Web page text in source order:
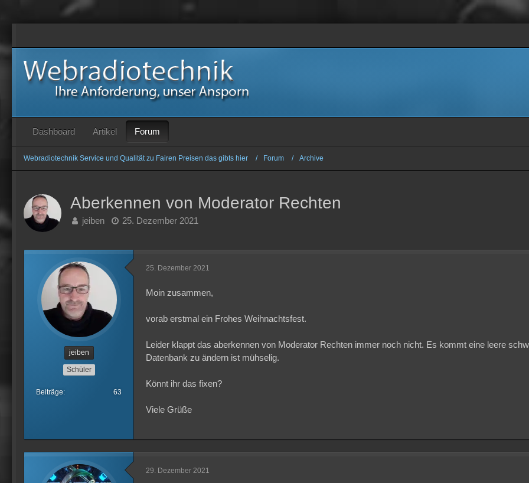
Dashboard Artikel Forum
Webradiotechnik Service und Qualität zu Fairen Preisen das gibts hier Forum Archive
Aberkennen von Moderator Rechten
jeiben 25. Dezember 2021
jeiben
Schüler
Beiträge 63
25. Dezember 2021
Moin zusammen,
vorab erstmal ein Frohes Weihnachtsfest.
Leider klappt das aberkennen von Moderator Rechten immer noch nicht. Es kommt eine leere
Datenbank zu ändern ist mühselig.
Könnt ihr das fixen?
Viele Grüße
29. Dezember 2021